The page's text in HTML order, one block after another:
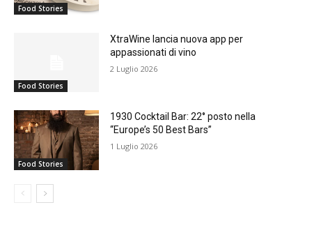
Food Stories
Food Stories
XtraWine lancia nuova app per
appassionati di vino
2 Luglio 2026
Food Stories
1930 Cocktail Bar: 22° posto nella
“Europe’s 50 Best Bars”
1 Luglio 2026